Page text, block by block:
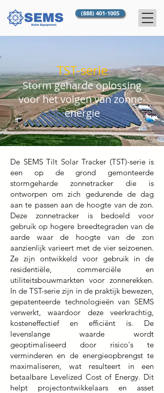
(888) 401-1005
TST-serie
Storm geharde oplossing
voor het volgen van zonne-
energie
De SEMS Tilt Solar Tracker (TST)-serie is
een op de grond gemonteerde
stormgeharde zonnetracker die is
ontworpen om zich gedurende de dag
aan te passen aan de hoogte van de zon.
Deze zonnetracker is bedoeld voor
gebruik op hogere breedtegraden van de
aarde waar de hoogte van de zon
aanzienlijk varieert met de vier seizoenen.
Ze zijn ontwikkeld voor gebruik in de
residentiële, commerciële en
utiliteitsbouwmarkten voor zonnerekken.
In de TST-serie zijn in de praktijk bewezen,
gepatenteerde technologieën van SEMS
verwerkt, waardoor deze veerkrachtig,
kosteneffectief en efficiënt is. De
levenslange waarde wordt
geoptimaliseerd door risico's te
verminderen en de energieopbrengst te
maximaliseren, wat resulteert in een
betaalbare Levelized Cost of Energy. Dit
helpt projectontwikkelaars en asset